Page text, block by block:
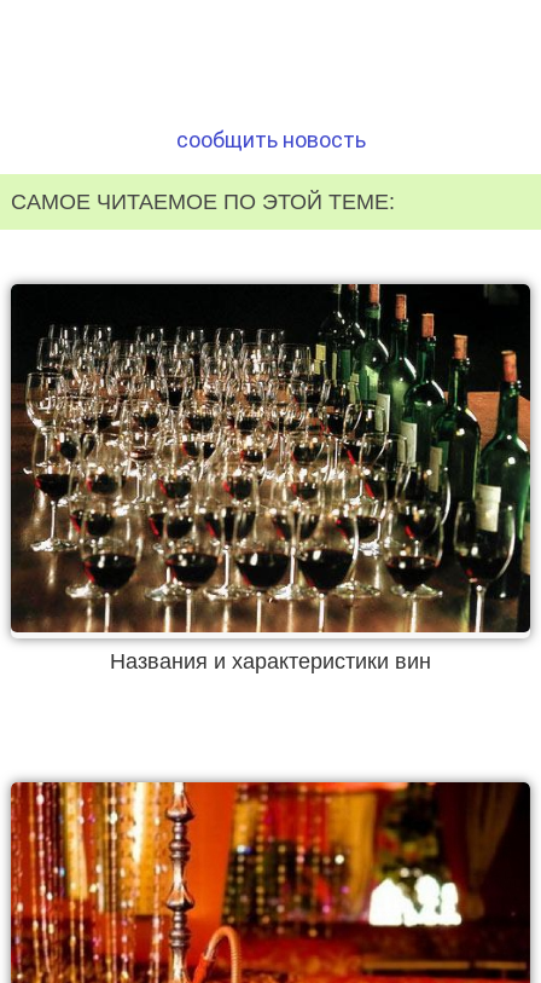
сообщить новость
САМОЕ ЧИТАЕМОЕ ПО ЭТОЙ ТЕМЕ:
Названия и характеристики вин